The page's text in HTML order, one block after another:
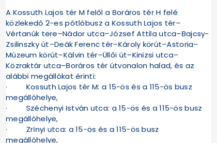
A Kossuth Lajos tér M felől a Boráros tér H felé
közlekedő 2-es pótlóbusz a Kossuth Lajos tér–
Vértanúk tere–Nádor utca–József Attila utca–Bajcsy-
Zsilinszky út–Deák Ferenc tér–Károly körút–Astoria–
Múzeum körút–Kálvin tér–Üllői út–Kinizsi utca–
Közraktár utca–Boráros tér útvonalon halad, és az
alábbi megállókat érinti:
· Kossuth Lajos tér M: a 15-ös és a 115-ös busz
megállóhelye,
· Széchenyi István utca: a 15-ös és a 115-ös busz
megállóhelye,
· Zrínyi utca: a 15-ös és a 115-ös busz
megállóhelye,